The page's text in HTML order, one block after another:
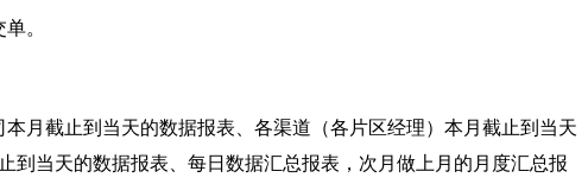
。
截止到当天的数据报表、各渠道（各片区经理）本月截止到当天
到当天的数据报表、每日数据汇总报表，次月做上月的月度汇总报